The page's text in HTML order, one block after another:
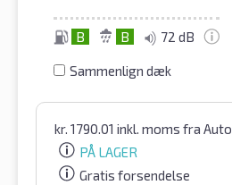
B B 72 dB
Sammenlign dæk
kr. 1790.01 inkl. moms fra
PÅ LAGER
Gratis forsendelse